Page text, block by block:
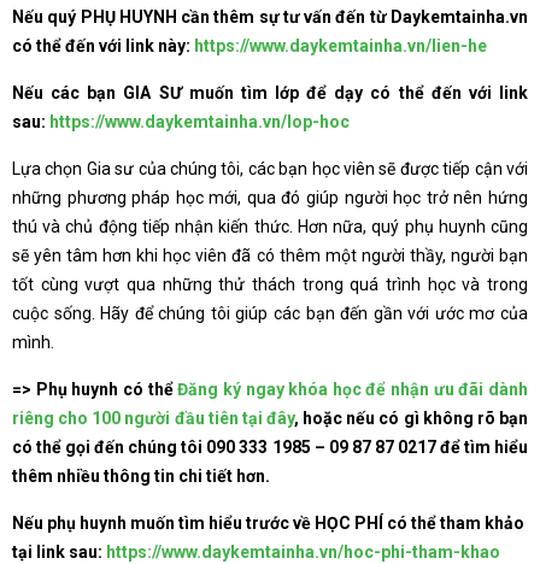
Nếu quý PHỤ HUYNH cần thêm sự tư vấn đến từ Daykemtainha.vn
có thể đến với link này: https://www.daykemtainha.vn/lien-he
Nếu các bạn GIA SƯ muốn tìm lớp để dạy có thể đến với link
sau: https://www.daykemtainha.vn/lop-hoc
Lựa chọn Gia sư của chúng tôi, các bạn học viên sẽ được tiếp cận với
những phương pháp học mới, qua đó giúp người học trở nên hứng
thú và chủ động tiếp nhận kiến thức. Hơn nữa, quý phụ huynh cũng
sẽ yên tâm hơn khi học viên đã có thêm một người thầy, người bạn
tốt cùng vượt qua những thử thách trong quá trình học và trong
cuộc sống. Hãy để chúng tôi giúp các bạn đến gần với ước mơ của
mình.
=> Phụ huynh có thểĐăng ký ngay khóa học để nhận ưu đãi dành
riêng cho 100 người đầu tiên tại đây, hoặc nếu có gì không rõ bạn
có thể gọi đến chúng tôi 090 333 1985 – 09 87 87 0217để tìm hiểu
thêm nhiều thông tin chi tiết hơn.
Nếu phụ huynh muốn tìm hiểu trước về HỌC PHÍ có thể tham khảo
tại link sau: https://www.daykemtainha.vn/hoc-phi-tham-khao